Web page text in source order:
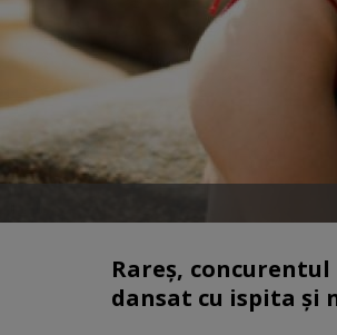
Rareș,
dansat cu ispita și